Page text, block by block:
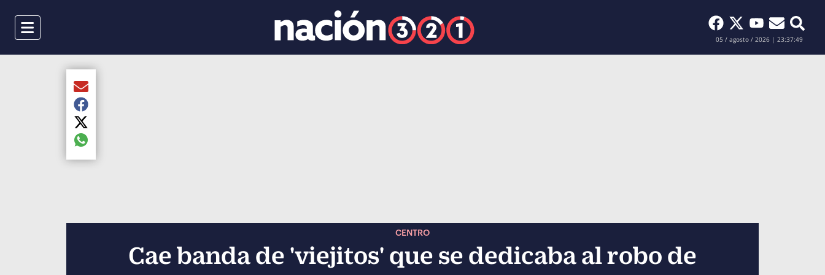
Menu Buscar
05 / agosto / 2026 | 23:37:50
CENTRO
Cae banda de 'viejitos' que se dedicaba al robo de
Compartir el artículo actual mediante Email
Compartir el artículo actual mediante Facebook
Compartir el artículo actual mediante Twitter
Compartir el artículo actual mediante global.social-whatsapp